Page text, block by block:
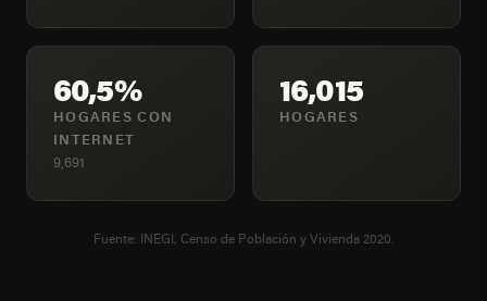
60,5%
HOGARES CON
INTERNET
9,691
16,015
HOGARES
Fuente: INEGI, Censo de Población y Vivienda 2020.